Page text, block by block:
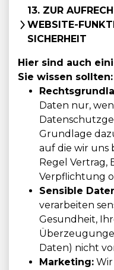
13. ZUR
WEBSITE-
SICHERHEIT
Hier sind auch
Sie wissen sollten:
Daten nur,
Grundlage
auf die wir uns
Regel Vertrag,
Verpflichtung
Sensible
verarbeiten
Gesundheit,
Daten) nicht
Marketing: